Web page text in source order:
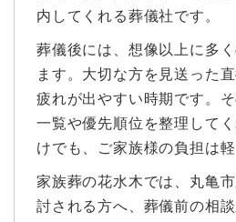
内してくれる葬儀社です。
葬儀後には、想像以上に多
ます。大切な方を見送った
疲れが出やすい時期です。
一覧や優先順位を整理して
けでも、ご家族様の負担は軽
家族葬の花水木では、丸亀
討される方へ、葬儀前の相